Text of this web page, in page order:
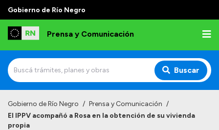
Gobierno de Río Negro
Prensa y Comunicación
Buscar
Institucional
Gobierno de Río Negro / Prensa y Comunicación /
El IPPV acompañó a Rosa en la obtención de su vivienda
propia